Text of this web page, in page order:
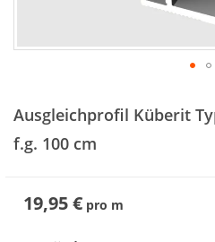
der
Bildergalerie
springen
Ausgleichprofil Küberit
f.g. 100 cm
19,95 € pro m